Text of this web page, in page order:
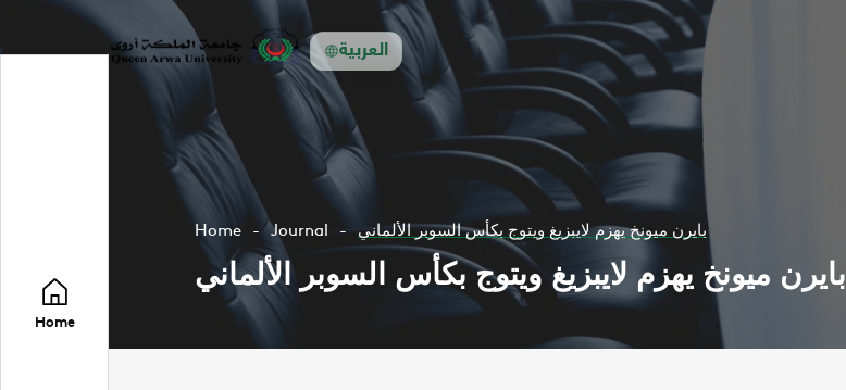
العربية
Home
Home Journal بايرن ميونخ يهزم لايبزيغ ويتوج بكأس السوبر الألماني
بايرن ميونخ يهزم لايبزيغ ويتوج بكأس السوبر الألماني